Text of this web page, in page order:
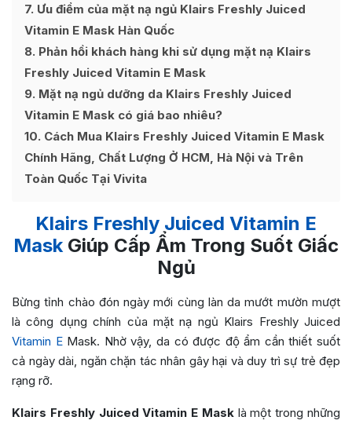
7 Ưu điểm của mặt nạ ngủ Klairs Freshly Juiced
Vitamin E Mask Hàn Quốc
8 Phản hồi khách hàng khi sử dụng mặt nạ Klairs
Freshly Juiced Vitamin E Mask
9 Mặt nạ ngủ dưỡng da Klairs Freshly Juiced
Vitamin E Mask có giá bao nhiêu?
10 Cách Mua Klairs Freshly Juiced Vitamin E Mask
Chính Hãng, Chất Lượng Ở HCM, Hà Nội và Trên
Toàn Quốc Tại Vivita
Klairs Freshly Juiced Vitamin E
MaskGiúp Cấp Ẩm Trong Suốt Giấc
Ngủ
Bừng tỉnh chào đón ngày mới cùng làn da mướt mườn mượt
là công dụng chính của mặt nạ ngủ Klairs Freshly Juiced
Vitamin EMask. Nhờ vậy, da có được độ ẩm cần thiết suốt
cả ngày dài, ngăn chặn tác nhân gây hại và duy trì sự trẻ đẹp
rạng rỡ.
Klairs Freshly Juiced Vitamin E Masklà một trong những